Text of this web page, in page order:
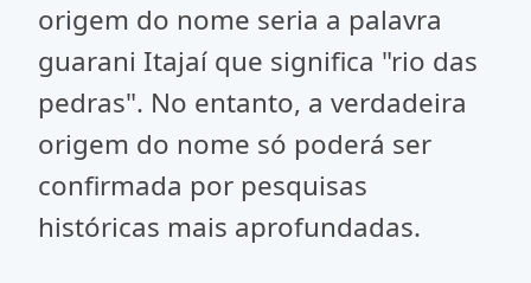
origem do nome seria a palavra
guarani Itajaí que significa "rio das
pedras". No entanto, a verdadeira
origem do nome só poderá ser
confirmada por pesquisas
históricas mais aprofundadas.